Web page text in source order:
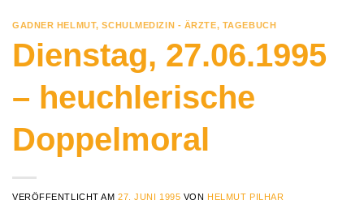
GADNER HELMUT,SCHULMEDIZIN - ÄRZTE, TAGEBUCH
Dienstag, 27.06.1995
– heuchlerische
Doppelmoral
VERÖFFENTLICHT AM27. JUNI 1995 VON HELMUT PILHAR